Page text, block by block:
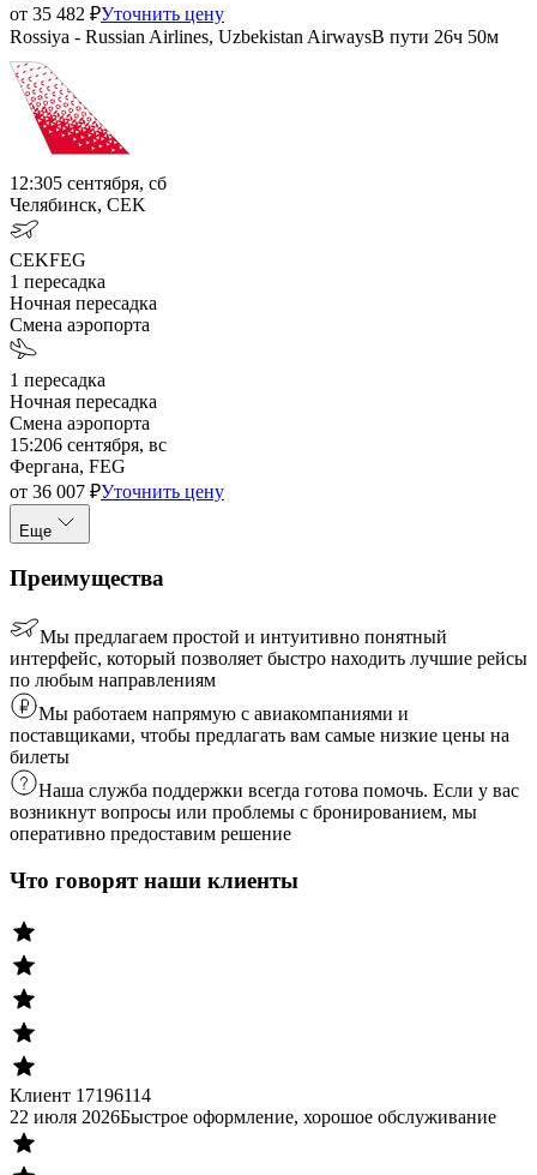
от 35 482 ₽Уточнить цену
Rossiya - Russian Airlines, Uzbekistan AirwaysВ пути 26ч 50м
12:305 сентября, сб
Челябинск, CEK
CEKFEG
1 пересадка
Ночная пересадка
Смена аэропорта
1 пересадка
Ночная пересадка
Смена аэропорта
15:206 сентября, вс
Фергана, FEG
от 36 007 ₽Уточнить цену
Еще
Преимущества
Мы предлагаем простой и интуитивно понятный
интерфейс, который позволяет быстро находить лучшие рейсы
по любым направлениям
Мы работаем напрямую с авиакомпаниями и
поставщиками, чтобы предлагать вам самые низкие цены на
билеты
Наша служба поддержки всегда готова помочь. Если у вас
возникнут вопросы или проблемы с бронированием, мы
оперативно предоставим решение
Что говорят наши клиенты
Клиент 17196114
22 июля 2026Быстрое оформление, хорошое обслуживание